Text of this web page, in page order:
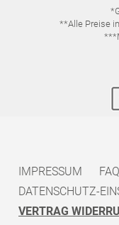
**Alle Preise
IMPRESSUM FAQ
DATENSCHUTZ-
VERTRAG